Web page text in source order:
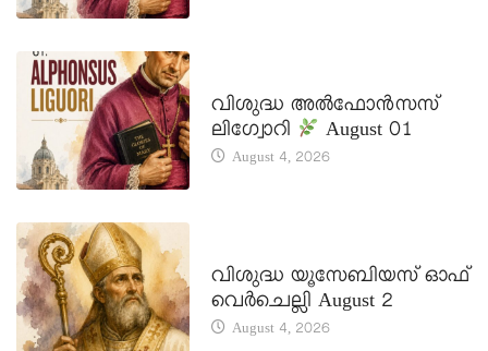
വിശുദ്ധ അൽഫോൻസസ്
ലിഗ്വോറി
August 01
August 4, 2026
വിശുദ്ധ യൂസേബിയസ് ഓഫ്
വെർചെല്ലി August 2
August 4, 2026